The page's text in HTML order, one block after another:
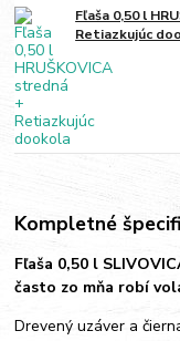
Fľaša 0,50 l
Retiazkujúc
Kompletné
Fľaša 0,50 l
často zo mňa robí
Drevený uzáver a